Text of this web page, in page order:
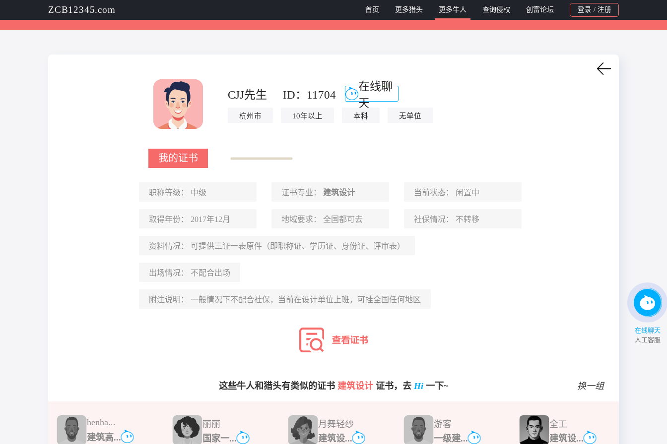
ZCB12345.com 首页 更多猎头 更多牛人 查询侵权 创富论坛 登录 / 注册
CJJ先生 ID：11704
在线聊
天
杭州市 10年以上 本科 无单位
我的证书
职称等级： 中级 证书专业： 建筑设计 当前状态： 闲置中
取得年份： 2017年12月 地域要求： 全国都可去 社保情况： 不转移
资料情况： 可提供三证一表原件（即职称证、学历证、身份证、评审表）
出场情况： 不配合出场
附注说明： 一般情况下不配合社保，当前在设计单位上班，可挂全国任何地区
这些牛人和猎头有类似的证书 建筑设计 证书，去 Hi 一下~ 换一组
月舞轻纱
建筑设...
丽丽
国家一...
游客
一级建...
henha...
建筑高...
全工
建筑设...
在线聊天
人工客服